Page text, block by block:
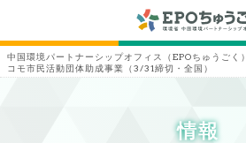
中国環境パートナーシップオフィス（EPOちゅうごく）
コモ市民活動団体助成事業（3/31締切・全国）
情報